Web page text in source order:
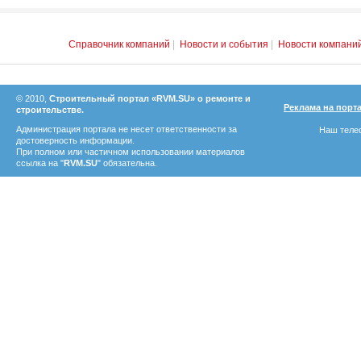
Справочник компаний Новости и события Новости
© 2010, Строительный портал «RVM.SU» о ремонте и
строительстве.
Администрация портала не несет ответственности за
достоверность информации.
При полном или частичном использовании материалов
ссылка на "RVM.SU" обязательна.
Реклама на
Наш